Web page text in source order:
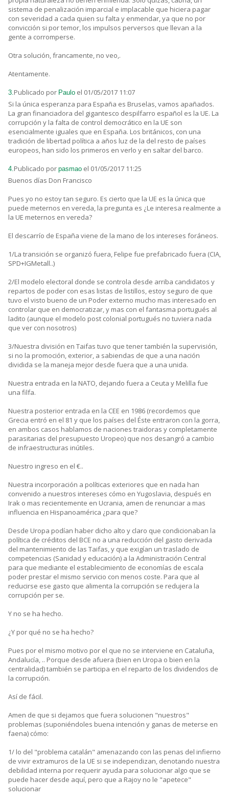
sistema de penalización imparcial e implacable que hiciera pagar
con severidad a cada quien su falta y enmendar, ya que no por
convicción si por temor, los impulsos perversos que llevan a la
gente a corromperse.
Otra solución, francamente, no veo,.
Atentamente.
3.Publicado por Paulo el 01/05/2017 11:07
Si la única esperanza para España es Bruselas, vamos apañados.
La gran financiadora del gigantesco despilfarro español es la UE. La
corrupción y la falta de control democrático en la UE son
esencialmente iguales que en España. Los británicos, con una
tradición de libertad política a años luz de la del resto de países
europeos, han sido los primeros en verlo y en saltar del barco.
4.Publicado por pasmao el 01/05/2017 11:25
Buenos días Don Francisco
Pues yo no estoy tan seguro. Es cierto que la UE es la única que
puede meternos en vereda, la pregunta es ¿Le interesa realmente a
la UE meternos en vereda?
El descarrío de España viene de la mano de los intereses foráneos.
1/La transición se organizó fuera, Felipe fue prefabricado fuera (CIA,
SPD+IGMetall..)
2/El modelo electoral donde se controla desde arriba candidatos y
repartos de poder con esas listas de listillos, estoy seguro de que
tuvo el visto bueno de un Poder externo mucho mas interesado en
controlar que en democratizar, y mas con el fantasma portugués al
ladito (aunque el modelo post colonial portugués no tuviera nada
que ver con nosotros)
3/Nuestra división en Taifas tuvo que tener también la supervisión,
si no la promoción, exterior, a sabiendas de que a una nación
dividida se la maneja mejor desde fuera que a una unida.
Nuestra entrada en la NATO, dejando fuera a Ceuta y Melilla fue
una filfa.
Nuestra posterior entrada en la CEE en 1986 (recordemos que
Grecia entró en el 81 y que los países del Éste entraron con la gorra,
en ambos casos hablamos de naciones traidoras y completamente
parasitarias del presupuesto Uropeo) que nos desangró a cambio
de infraestructuras inútiles.
Nuestro ingreso en el €..
Nuestra incorporación a políticas exteriores que en nada han
convenido a nuestros intereses cómo en Yugoslavia, después en
Irak o mas recientemente en Ucrania, amen de renunciar a mas
influencia en Hispanoamérica ¿para que?
Desde Uropa podían haber dicho alto y claro que condicionaban la
política de créditos del BCE no a una reducción del gasto derivada
del mantenimiento de las Taifas, y que exigían un traslado de
competencias (Sanidad y educación) a la Administración Central
para que mediante el establecimiento de economías de escala
poder prestar el mismo servicio con menos coste. Para que al
reducirse ese gasto que alimenta la corrupción se redujera la
corrupción per se.
Y no se ha hecho.
¿Y por qué no se ha hecho?
Pues por el mismo motivo por el que no se interviene en Cataluña,
Andalucía, .. Porque desde afuera (bien en Uropa o bien en la
centralidad) también se participa en el reparto de los dividendos de
la corrupción.
Así de fácil.
Amen de que si dejamos que fuera solucionen "nuestros"
problemas (suponiéndoles buena intención y ganas de meterse en
faena) cómo:
1/ lo del "problema catalán" amenazando con las penas del infierno
de vivir extramuros de la UE si se independizan, denotando nuestra
debilidad interna por requerir ayuda para solucionar algo que se
puede hacer desde aquí, pero que a Rajoy no le "apetece"
solucionar